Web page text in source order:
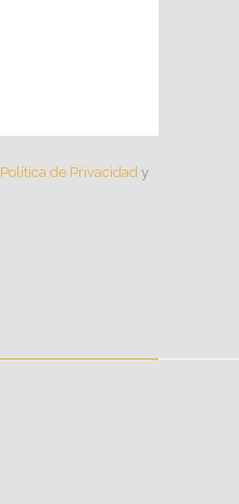
Política de Privacidad y